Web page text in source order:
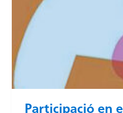
Participació en